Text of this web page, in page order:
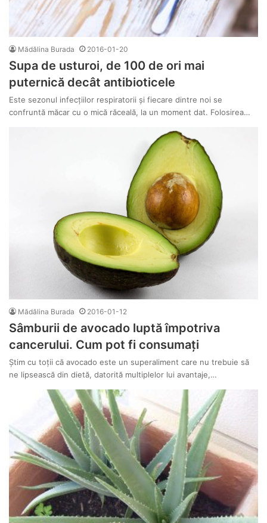
Mădălina Burada 2016-01-20
Supa de usturoi, de 100 de ori mai
puternică decât antibioticele
Este sezonul infecțiilor respiratorii și fiecare dintre noi se
confruntă măcar cu o mică răceală, la un moment dat. Folosirea…
Mădălina Burada 2016-01-12
Sâmburii de avocado luptă împotriva
cancerului. Cum pot fi consumați
Știm cu toții că avocado este un superaliment care nu trebuie să
ne lipsească din dietă, datorită multiplelor lui avantaje,…